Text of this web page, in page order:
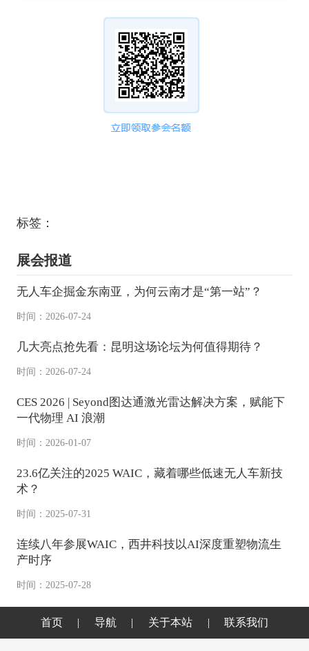
北京算丰征途科技有限公司
深圳市天和时代电子设备有限公司
东莞市琦顺升科技有限公司
上海万琛电子商务有限公司
常州市光卓传动设备有限公司
浙江袋袋工贸有限公司
深圳市神飞电子科技有限公司
美固龙金属制品（中国）有限公司
库庞电子商务(上海)有限公司
昆山杰斯比圣和科包装材料有限公司
广州朴墅智能科技有限公司
湖州德坤自动化机械设备有限公司
四达轮业(青岛)有限公司
昆山晨昕自动化有限公司
江苏瞬电网络科技有限公司
标签：
展会报道
无人车企掘金东南亚，为何云南才是“第一站”？
时间：2026-07-24
几大亮点抢先看：昆明这场论坛为何值得期待？
时间：2026-07-24
CES 2026 | Seyond图达通激光雷达解决方案，赋能下
一代物理 AI 浪潮
时间：2026-01-07
23.6亿关注的2025 WAIC，藏着哪些低速无人车新技
术？
时间：2025-07-31
连续八年参展WAIC，西井科技以AI深度重塑物流生
产时序
时间：2025-07-28
首页 | 导航 | 关于本站 | 联系我们